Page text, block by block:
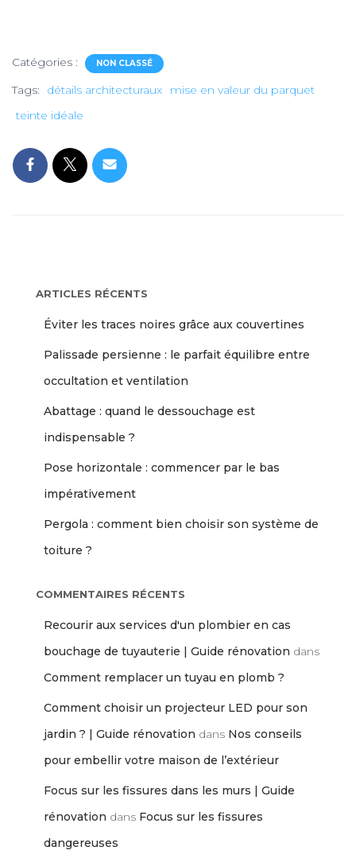
Catégories : NON CLASSÉ
Tags: détails architecturaux
mise en valeur du parquet
teinte idéale
ARTICLES RÉCENTS
Éviter les traces noires grâce aux couvertines
Palissade persienne : le parfait équilibre entre
occultation et ventilation
Abattage : quand le dessouchage est
indispensable ?
Pose horizontale : commencer par le bas
impérativement
Pergola : comment bien choisir son système de
toiture ?
COMMENTAIRES RÉCENTS
Recourir aux services d'un plombier en cas
bouchage de tuyauterie | Guide rénovation dans
Comment remplacer un tuyau en plomb ?
Comment choisir un projecteur LED pour son
jardin ? | Guide rénovation dans Nos conseils
pour embellir votre maison de l’extérieur
Focus sur les fissures dans les murs | Guide
rénovation dans Focus sur les fissures
dangereuses